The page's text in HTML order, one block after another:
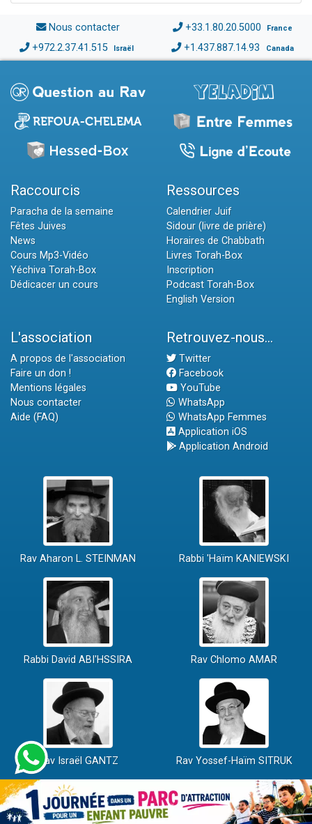
Nous contacter +33.1.80.20.5000 France
+972.2.37.41.515 Israël +1.437.887.14.93 Canada
Raccourcis
Paracha de la semaine
Fêtes Juives
News
Cours Mp3-Vidéo
Yéchiva Torah-Box
Dédicacer un cours
Ressources
Calendrier Juif
Sidour (livre de prière)
Horaires de Chabbath
Livres Torah-Box
Inscription
Podcast Torah-Box
English Version
L'association
A propos de l'association
Faire un don !
Mentions légales
Nous contacter
Aide (FAQ)
Retrouvez-nous...
Twitter
Facebook
YouTube
WhatsApp
WhatsApp Femmes
Application iOS
Application Android
Rav Aharon L. STEINMAN Rabbi 'Haïm KANIEWSKI
Rabbi David ABI'HSSIRA Rav Chlomo AMAR
Rav Israël GANTZ Rav Yossef-Haïm SITRUK